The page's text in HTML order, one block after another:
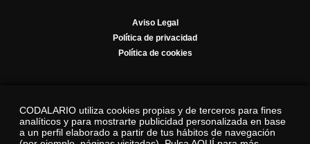
Aviso Legal
Política de privacidad
Política de cookies
CODALARIO utiliza cookies propias y de terceros para fines
analíticos y para mostrarte publicidad personalizada en base
a un perfil elaborado a partir de tus hábitos de navegación